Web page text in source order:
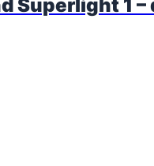
Superlight 1